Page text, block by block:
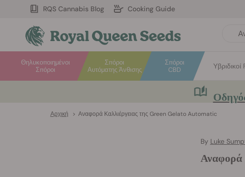
RQS Cannabis Blog Cooking Guide
Σπόροι
Αυτόματης Άνθισης
Θηλυκοποιημένοι
Σπόροι
Σπόροι
CBD
Υβριδικοί
Αρχική > Αναφορά Καλλιέργειας της Green Gelato Automatic
By Luke